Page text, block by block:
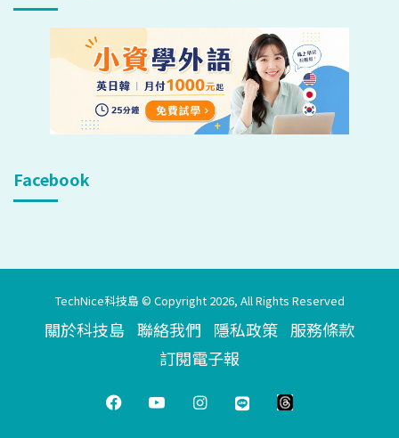
Facebook
TechNice科技島 © Copyright 2026, All Rights Reserved
關於科技島 聯絡我們 隱私政策 服務條款
訂閱電子報